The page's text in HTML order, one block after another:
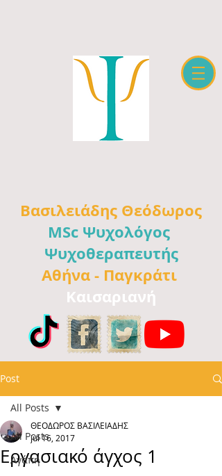
Βασιλειάδης Θεόδωρος
MSc Ψυχολόγος
Ψυχοθεραπευτής
Αθήνα - Παγκράτι
Καισαριανή
Post
All Posts
Αγάπη
All Posts
Εργασιακό άγχος 1
ΘΕΟΔΩΡΟΣ ΒΑΣΙΛΕΙΑΔΗΣ
Jul 16, 2017